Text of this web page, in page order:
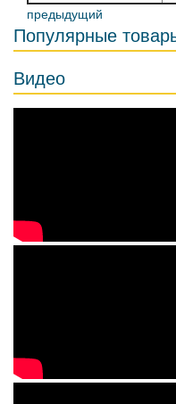
предыдущий
Популярные
Видео